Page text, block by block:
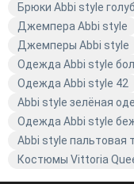
Брюки Abbi style
Джемпера Abbi style
Джемперы Abbi style
Одежда Abbi style
Одежда Abbi style 42
Abbi style зелёная
Одежда Abbi style
Abbi style пальтовая
Костюмы Vittoria